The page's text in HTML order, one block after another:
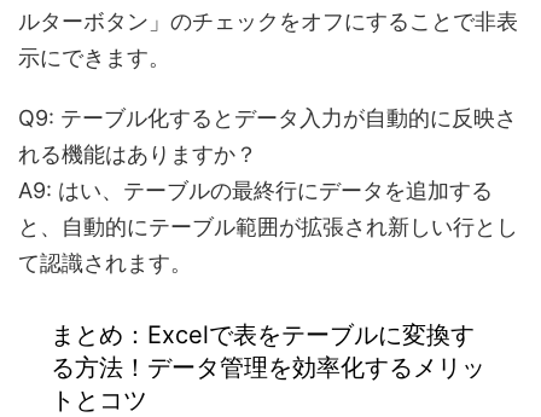
ルターボタン」のチェックをオフにすることで非表
示にできます。
Q9: テーブル化するとデータ入力が自動的に反映さ
れる機能はありますか？
A9: はい、テーブルの最終行にデータを追加する
と、自動的にテーブル範囲が拡張され新しい行とし
て認識されます。
まとめ：Excelで表をテーブルに変換す
る方法！データ管理を効率化するメリッ
トとコツ